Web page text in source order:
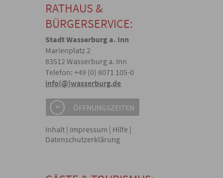
RATHAUS &
BÜRGERSERVICE:
Stadt Wasserburg a. Inn
Marienplatz 2
83512 Wasserburg a. Inn
Telefon: +49 (0) 8071 105-0
info(@)wasserburg.de
ÖFFNUNGSZEITEN
Inhalt | Impressum | Hilfe |
Datenschutzerklärung